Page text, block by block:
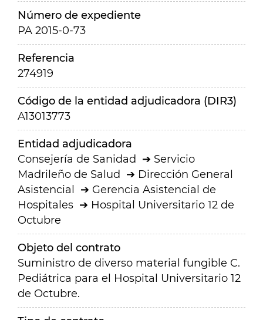
Número de expediente
PA 2015-0-73
Referencia
274919
Código de la entidad adjudicadora (DIR3)
A13013773
Entidad adjudicadora
Consejería de Sanidad
Servicio
Madrileño de Salud
Dirección General
Asistencial
Gerencia Asistencial de
Hospitales
Hospital Universitario 12 de
Octubre
Objeto del contrato
Suministro de diverso material fungible C.
Pediátrica para el Hospital Universitario 12
de Octubre.